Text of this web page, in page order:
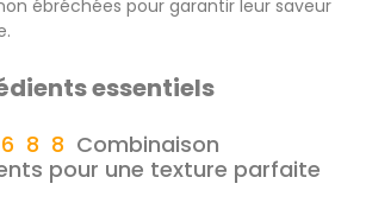
ébréchées pour garantir leur saveur
essentiels
Combinaison
pour une texture parfaite